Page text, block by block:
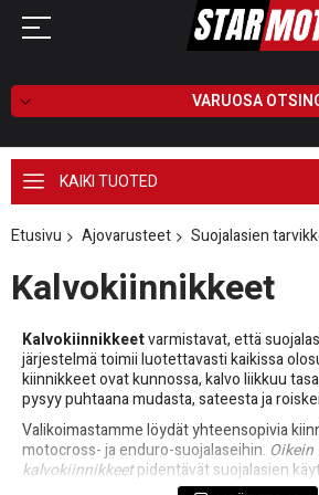
VARUOSA
KAIKI TUOTED
Etusivu Ajovarusteet Suojalasien
Kalvokiinnikkeet
Kalvokiinnikkeetvarmistavat, että
järjestelmä toimii luotettavasti kaikissa
kiinnikkeet ovat kunnossa, kalvo liikkuu
pysyy puhtaana mudasta, sateesta ja
Valikoimastamme löydät yhteensopivia
motocross- ja enduro-suojalaseihin.
kalvokiinnikkeetpidentävät suojalasien
ajomukavuutta niin radalla kuin poluillakin.